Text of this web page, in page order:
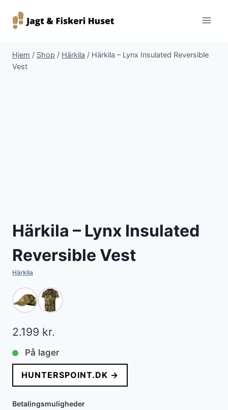
Hjem / Shop / Härkila / Härkila – Lynx Insulated Reversible
Vest
Härkila – Lynx Insulated
Reversible Vest
Härkila
2.199 kr.
På lager
HUNTERSPOINT.DK →
Betalingsmuligheder